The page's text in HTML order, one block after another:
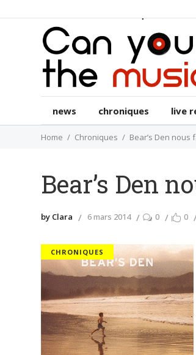
news chroniques live
Home Chroniques Bear’s Den
Bear’s Den
by Clara 6 mars 2014 0 0
CHRONIQUES